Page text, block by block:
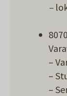
–
–
–
–